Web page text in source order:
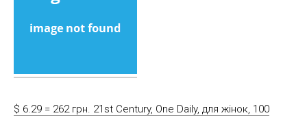
$ 6.29 = 262 грн. 21st Century, One Daily, для жінок, 100